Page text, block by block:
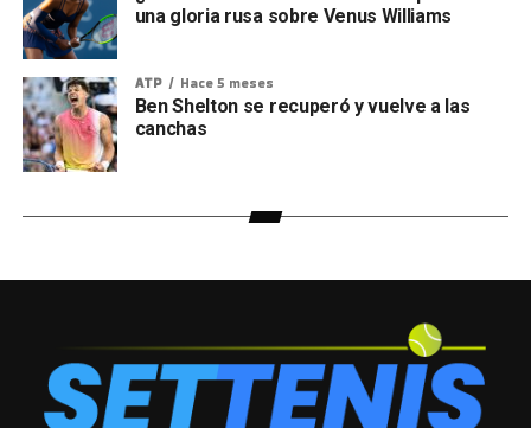
una gloria rusa sobre Venus Williams
ATP Hace 5 meses
Ben Shelton se recuperó y vuelve a las
canchas